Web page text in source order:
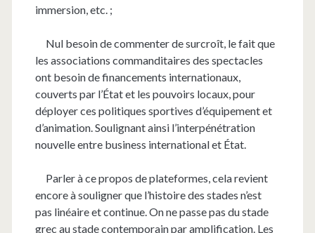
immersion, etc. ;
Nul besoin de commenter de surcroît, le fait que
les associations commanditaires des spectacles
ont besoin de financements internationaux,
couverts par l’État et les pouvoirs locaux, pour
déployer ces politiques sportives d’équipement et
d’animation. Soulignant ainsi l’interpénétration
nouvelle entre business international et État.
Parler à ce propos de plateformes, cela revient
encore à souligner que l’histoire des stades n’est
pas linéaire et continue. On ne passe pas du stade
grec au stade contemporain par amplification. Les